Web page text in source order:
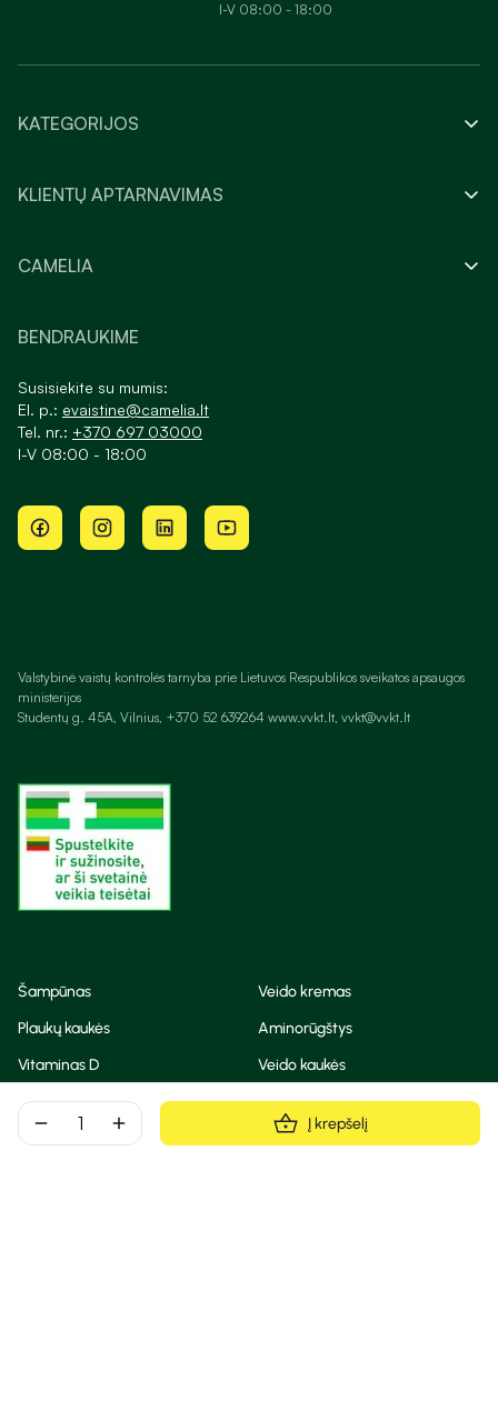
remove add Į krepšelį
I-V 08:00 - 18:00
KATEGORIJOS
KLIENTŲ APTARNAVIMAS
CAMELIA
BENDRAUKIME
Susisiekite su mumis:
El. p.: evaistine@camelia.lt
Tel. nr.: +370 697 03000
I-V 08:00 - 18:00
Valstybinė vaistų kontrolės tarnyba prie Lietuvos Respublikos sveikatos apsaugos
ministerijos
Studentų g. 45A, Vilnius, +370 52 639264 www.vvkt.lt, vvkt@vvkt.lt
Šampūnas
Veido kremas
Plaukų kaukės
Aminorūgštys
Vitaminas D
Veido kaukės
Korėjietiška kosmetika
Eteriniai aliejai
Dezodorantas
BB ir CC kremas